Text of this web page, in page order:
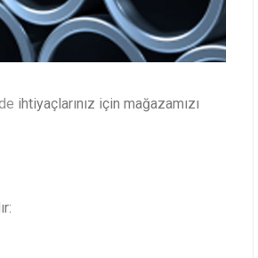
ihtiyaçlarınız için mağazamızı